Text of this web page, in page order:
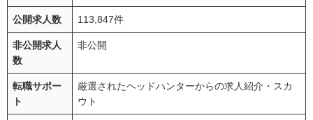
公開求人数 113,847件
非公開求人
数
非公開
転職サポー
ト
厳選されたヘッドハンターからの求人紹介・スカ
ウト